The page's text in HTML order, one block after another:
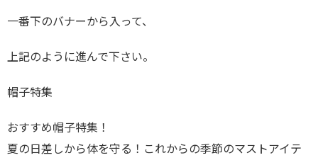
一番下のバナーから入って、
上記のように進んで下さい。
帽子特集
おすすめ帽子特集！
夏の日差しから体を守る！これからの季節のマストアイテ